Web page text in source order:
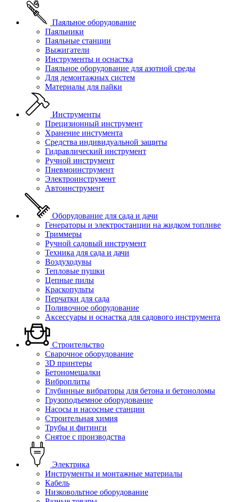
Паяльное оборудование
Паяльники
Паяльные станции
Выжигатели
Инструменты и оснастка
Паяльное оборудование для азотной среды
Для демонтажных систем
Материалы для пайки
Инструменты
Прецизионный инструмент
Хранение инстумента
Средства индивидуальной защиты
Гидравлический инструмент
Ручной инструмент
Пневмоинструмент
Электроинструмент
Автоинструмент
Оборудование для сада и дачи
Генераторы и электростанции на жидком топливе
Триммеры
Ручной садовый инструмент
Техника для сада и дачи
Воздуходувы
Тепловые пушки
Цепные пилы
Краскопульты
Перчатки для сада
Поливочное оборудование
Аксессуары и оснастка для садового инструмента
Строительство
Сварочное оборудование
3D принтеры
Бетономешалки
Виброплиты
Глубинные вибраторы для бетона и бетоноломы
Грузоподъемное оборудование
Насосы и насосные станции
Строительная химия
Трубы и фитинги
Снятое с производства
Электрика
Инструменты и монтажные материалы
Кабель
Низковольтное оборудование